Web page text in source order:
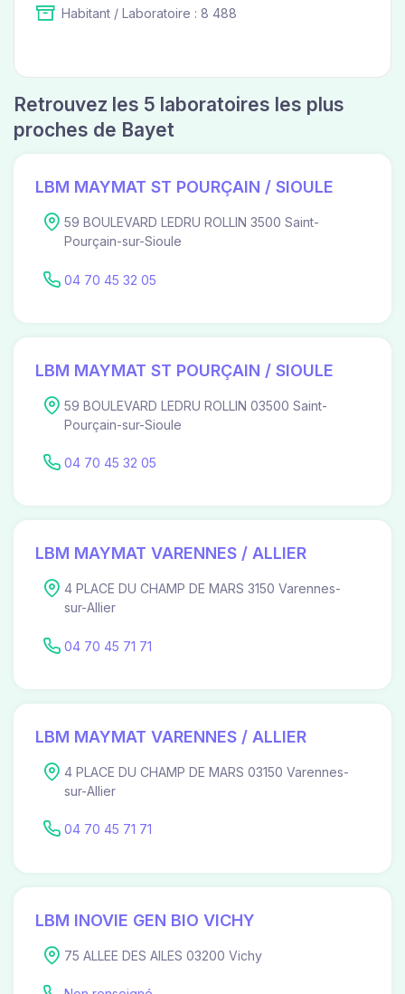
Habitant / Laboratoire : 8 488
Retrouvez les 5 laboratoires les plus
proches de Bayet
LBM MAYMAT ST POURÇAIN / SIOULE
59 BOULEVARD LEDRU ROLLIN 3500 Saint-
Pourçain-sur-Sioule
04 70 45 32 05
LBM MAYMAT ST POURÇAIN / SIOULE
59 BOULEVARD LEDRU ROLLIN 03500 Saint-
Pourçain-sur-Sioule
04 70 45 32 05
LBM MAYMAT VARENNES / ALLIER
4 PLACE DU CHAMP DE MARS 3150 Varennes-
sur-Allier
04 70 45 71 71
LBM MAYMAT VARENNES / ALLIER
4 PLACE DU CHAMP DE MARS 03150 Varennes-
sur-Allier
04 70 45 71 71
LBM INOVIE GEN BIO VICHY
75 ALLEE DES AILES 03200 Vichy